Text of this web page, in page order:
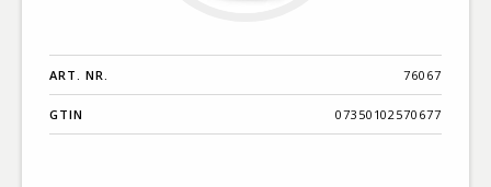
ART. NR. 76067
GTIN 07350102570677